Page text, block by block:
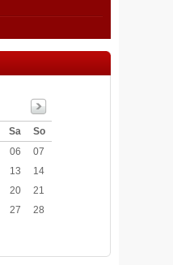
Sa
So
06
07
13
14
20
21
27
28